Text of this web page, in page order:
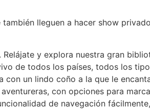
lleguen a hacer show
y explora nuestra gran
de todos los países, todos los
un lindo coño a la que le
con opciones para
de navegación